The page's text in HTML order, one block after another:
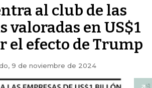
al club de las
valoradas en US$1
el efecto de Trump
9 de noviembre de 2024